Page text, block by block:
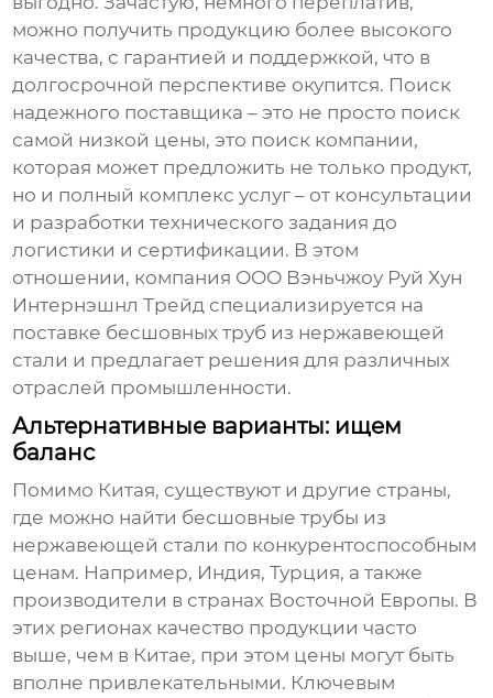
можно получить продукцию более высокого
качества, с гарантией и поддержкой, что в
долгосрочной перспективе окупится. Поиск
надежного поставщика – это не просто поиск
самой низкой цены, это поиск компании,
которая может предложить не только продукт,
но и полный комплекс услуг – от консультации
и разработки технического задания до
логистики и сертификации. В этом
отношении, компания ООО Вэньчжоу Руй Хун
Интернэшнл Трейд специализируется на
поставке бесшовных труб из нержавеющей
стали и предлагает решения для различных
отраслей промышленности.
Альтернативные варианты: ищем
баланс
Помимо Китая, существуют и другие страны,
где можно найти бесшовные трубы из
нержавеющей стали по конкурентоспособным
ценам. Например, Индия, Турция, а также
производители в странах Восточной Европы. В
этих регионах качество продукции часто
выше, чем в Китае, при этом цены могут быть
вполне привлекательными. Ключевым